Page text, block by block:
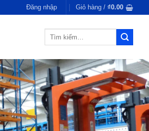
Đăng nhập Giỏ hàng / ₫0.00
Tìm